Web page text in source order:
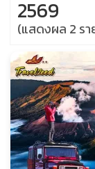
2569
(แสดงผล 2 รา